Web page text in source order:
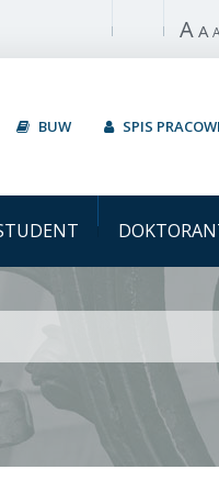
Włącz A A
BUW SPIS